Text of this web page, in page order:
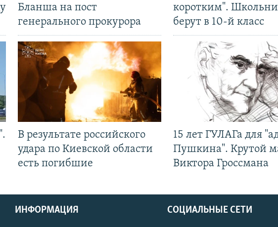
Бланша на пост
генерального прокурора
В результате российского
удара по Киевской области
есть погибшие
коротким".
берут в 10-й класс
15 лет ГУЛАГа для
Пушкина". Крутой
Виктора Гроссмана
СОЦИАЛЬНЫЕ СЕТИ
ИНФОРМАЦИЯ